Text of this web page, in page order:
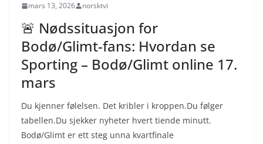
mars 13, 2026 norsktvi
🚨 Nødssituasjon for
Bodø/Glimt-fans: Hvordan se
Sporting – Bodø/Glimt online 17.
mars
Du kjenner følelsen. Det kribler i kroppen.Du følger
tabellen.Du sjekker nyheter hvert tiende minutt.
Bodø/Glimt er ett steg unna kvartfinale